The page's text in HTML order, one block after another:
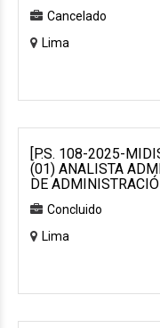
Cancelado
Lima
[P.S. 108-2025-
(01) ANALISTA
DE
Concluido
Lima